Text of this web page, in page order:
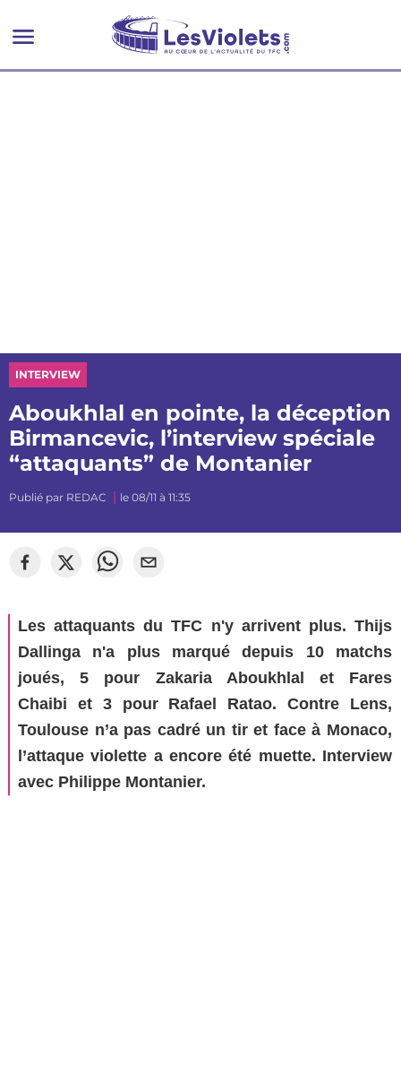
INTERVIEW
Aboukhlal en pointe, la déception
Birmancevic, l’interview spéciale
“attaquants” de Montanier
Publié par REDAC le 08/11 à 11:35
Les attaquants du TFC n'y arrivent plus. Thijs
Dallinga n'a plus marqué depuis 10 matchs
joués, 5 pour Zakaria Aboukhlal et Fares
Chaibi et 3 pour Rafael Ratao. Contre Lens,
Toulouse n’a pas cadré un tir et face à Monaco,
l’attaque violette a encore été muette. Interview
avec Philippe Montanier.